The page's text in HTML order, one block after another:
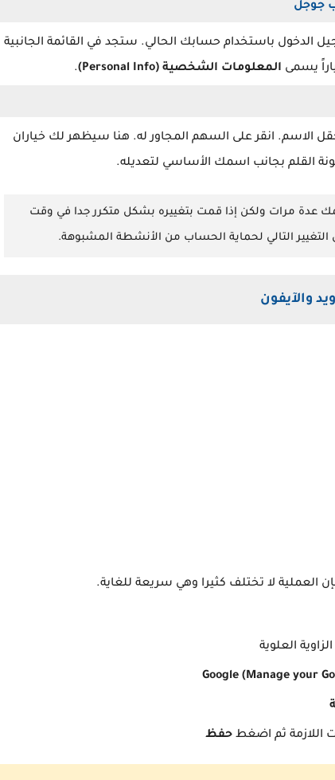
جوجل
الدخول باستخدام حسابك الحالي. ستجد في القائمة الجانبية
يسمى المعلومات الشخصية (Personal Info) .
انقر على السهم المجاور له. هنا سيظهر لك خياران
القلم بجانب اسمك الأساسي لتعديله.
عدة مرات ولكن إذا قمت بتغييره بشكل متكرر جدا في وقت
التالي لحماية الحساب من الأنشطة المشبوهة.
لا تختلف كثيرا وهي سريعة للغاية.
العلوية
اللازمة ثم اضغط حفظ